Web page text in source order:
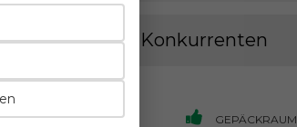
zur direkten Konkurrenten
VERBRAUCH GEPÄCKRAUM